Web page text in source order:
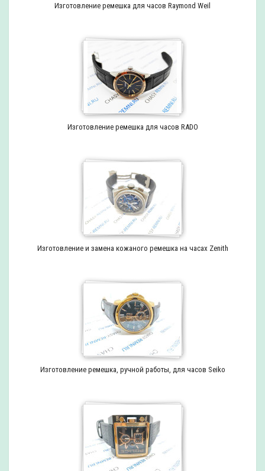
Изготовление ремешка для часов Raymond Weil
Изготовление ремешка для часов RADO
Изготовление и замена кожаного ремешка на часах Zenith
Изготовление ремешка, ручной работы, для часов Seiko